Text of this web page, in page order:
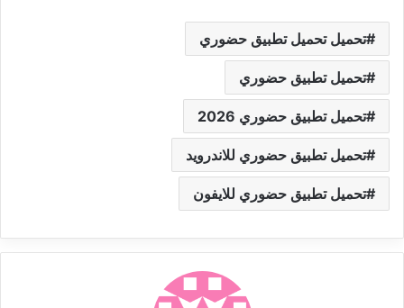
تحميل تحميل تطبيق حضوري
تحميل تطبيق حضوري
تحميل تطبيق حضوري 2026
تحميل تطبيق حضوري للاندرويد
تحميل تطبيق حضوري للايفون